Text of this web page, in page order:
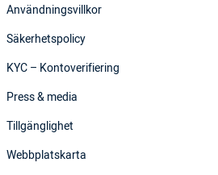
Användningsvillkor
Säkerhetspolicy
KYC – Kontoverifiering
Press & media
Tillgänglighet
Webbplatskarta